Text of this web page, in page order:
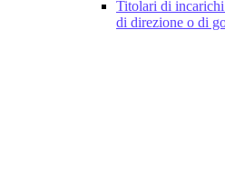
Titolari di
di direzione o di